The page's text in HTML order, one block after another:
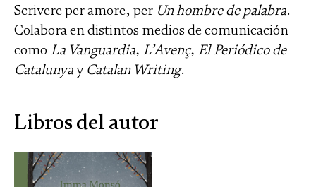
Scrivere per amore, per Un hombre de palabra.
Colabora en distintos medios de comunicación
como La Vanguardia, L’Avenç, El Periódico de
Catalunyay Catalan Writing.
Libros del autor